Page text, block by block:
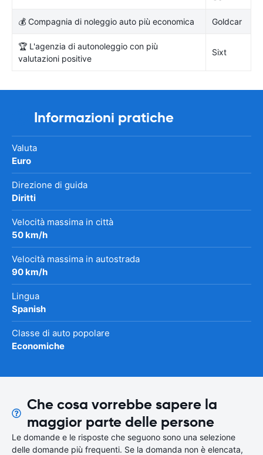
💰 Compagnia di noleggio auto più economica Goldcar
🏆 L'agenzia di autonoleggio con più
valutazioni positive
Sixt
Informazioni pratiche
Valuta
Euro
Direzione di guida
Diritti
Velocità massima in città
50 km/h
Velocità massima in autostrada
90 km/h
Lingua
Spanish
Classe di auto popolare
Economiche
Che cosa vorrebbe sapere la
maggior parte delle persone
Le domande e le risposte che seguono sono una selezione
delle domande più frequenti. Se la domanda non è elencata,